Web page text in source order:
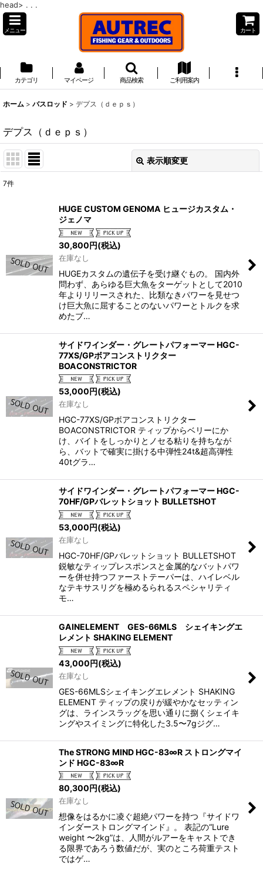
head> . . .
メニュー カート
カテゴリ マイページ 商品検索 ご利用案内
ホーム > バスロッド > デプス（ｄｅｐｓ）
デプス（ｄｅｐｓ）
表示順変更
7件
HUGE CUSTOM GENOMA ヒュージカスタム・
ジェノマ
30,800円(税込)
在庫なし
HUGEカスタムの遺伝子を受け継ぐもの。 国内外
問わず、あらゆる巨大魚をターゲットとして2010
年よりリリースされた、比類なきパワーを見せつ
け巨大魚に屈することのないパワーとトルクを求
めたブ…
サイドワインダー・グレートパフォーマー HGC-
77XS/GPボアコンストリクター
BOACONSTRICTOR
53,000円(税込)
在庫なし
HGC-77XS/GPボアコンストリクター
BOACONSTRICTOR ティップからベリーにか
け、バイトをしっかりとノセる粘りを持ちなが
ら、バットで確実に掛ける中弾性24t&超高弾性
40tグラ…
サイドワインダー・グレートパフォーマー HGC-
70HF/GPバレットショット BULLETSHOT
53,000円(税込)
在庫なし
HGC-70HF/GPバレットショット BULLETSHOT
鋭敏なティップレスポンスと金属的なバットパワ
ーを併せ持つファーストテーパーは、ハイレベル
なテキサスリグを極めるられるスペシャリティ
モ…
GAINELEMENT GES-66MLS シェイキングエ
レメント SHAKING ELEMENT
43,000円(税込)
在庫なし
GES-66MLSシェイキングエレメント SHAKING
ELEMENT ティップの戻りが緩やかなセッティン
グは、ラインスラッグを思い通りに捌くシェイキ
ングやスイミングに特化した3.5〜7gジグ…
The STRONG MIND HGC-83∞R ストロングマイ
ンド HGC-83∞R
80,300円(税込)
在庫なし
想像をはるかに凌ぐ超絶パワーを持つ『サイドワ
インダーストロングマインド』。 表記の“Lure
weight 〜2kg”は、人間がルアーをキャストでき
る限界であろう数値だが、実のところ荷重テスト
ではゲ…